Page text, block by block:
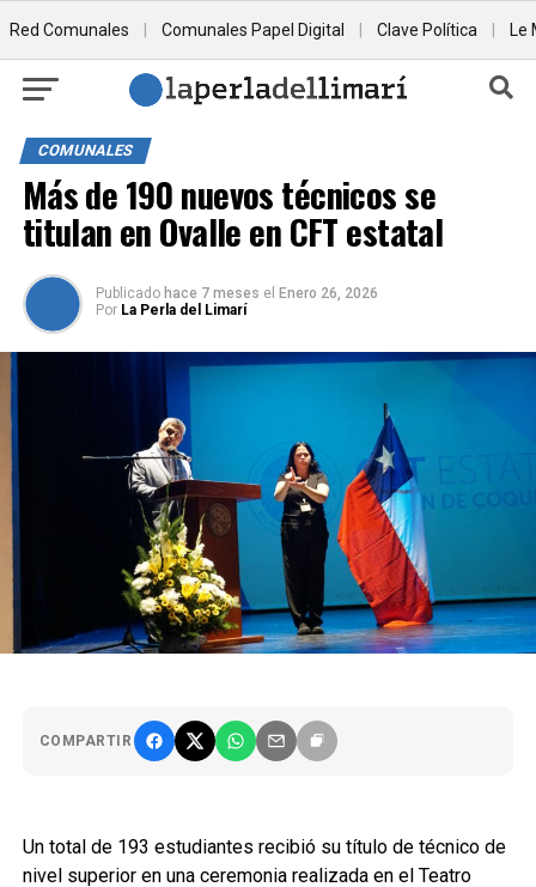
Red Comunales Comunales Papel Digital Clave Política Le
COMUNALES
Más de 190 nuevos técnicos se
titulan en Ovalle en CFT estatal
Publicado hace 7 meses el Enero 26, 2026
Por La Perla del Limarí
COMPARTIR
Un total de 193 estudiantes recibió su título de técnico de
nivel superior en una ceremonia realizada en el Teatro